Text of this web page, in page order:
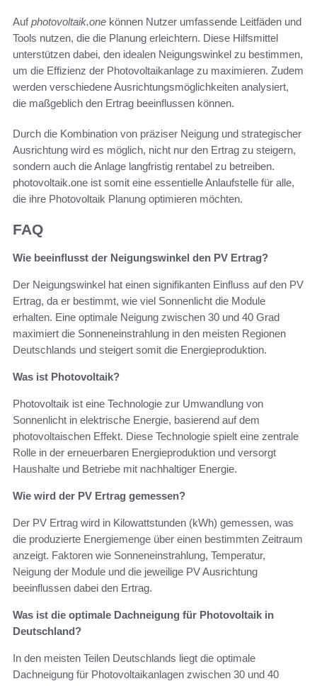
Aufphotovoltaik.one können Nutzer umfassende Leitfäden und
Tools nutzen, die die Planung erleichtern. Diese Hilfsmittel
unterstützen dabei, den idealen Neigungswinkel zu bestimmen,
um die Effizienz der Photovoltaikanlage zu maximieren. Zudem
werden verschiedene Ausrichtungsmöglichkeiten analysiert,
die maßgeblich den Ertrag beeinflussen können.
Durch die Kombination von präziser Neigung und strategischer
Ausrichtung wird es möglich, nicht nur den Ertrag zu steigern,
sondern auch die Anlage langfristig rentabel zu betreiben.
photovoltaik.one ist somit eine essentielle Anlaufstelle für alle,
die ihre Photovoltaik Planung optimieren möchten.
FAQ
Wie beeinflusst der Neigungswinkel den PV Ertrag?
Der Neigungswinkel hat einen signifikanten Einfluss auf den PV
Ertrag, da er bestimmt, wie viel Sonnenlicht die Module
erhalten. Eine optimale Neigung zwischen 30 und 40 Grad
maximiert die Sonneneinstrahlung in den meisten Regionen
Deutschlands und steigert somit die Energieproduktion.
Was ist Photovoltaik?
Photovoltaik ist eine Technologie zur Umwandlung von
Sonnenlicht in elektrische Energie, basierend auf dem
photovoltaischen Effekt. Diese Technologie spielt eine zentrale
Rolle in der erneuerbaren Energieproduktion und versorgt
Haushalte und Betriebe mit nachhaltiger Energie.
Wie wird der PV Ertrag gemessen?
Der PV Ertrag wird in Kilowattstunden (kWh) gemessen, was
die produzierte Energiemenge über einen bestimmten Zeitraum
anzeigt. Faktoren wie Sonneneinstrahlung, Temperatur,
Neigung der Module und die jeweilige PV Ausrichtung
beeinflussen dabei den Ertrag.
Was ist die optimale Dachneigung für Photovoltaik in
Deutschland?
In den meisten Teilen Deutschlands liegt die optimale
Dachneigung für Photovoltaikanlagen zwischen 30 und 40